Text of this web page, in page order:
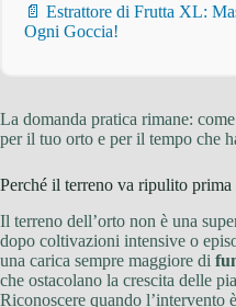
📄 Estrattore di Frutta XL:
Ogni Goccia!
La domanda pratica rimane:
per il tuo orto e per il tempo che
Perché il terreno va ripulito prima
Il terreno dell’orto non è una
dopo coltivazioni intensive o
una carica sempre maggiore di
che ostacolano la crescita delle
Riconoscere quando l’intervento